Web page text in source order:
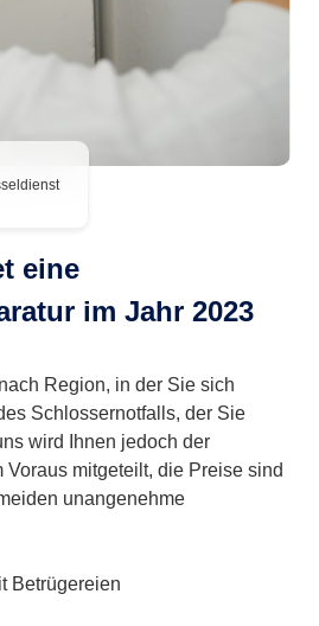
eine
im Jahr 2023
Region, in der Sie sich
Schlossernotfalls, der Sie
wird Ihnen jedoch der
Voraus mitgeteilt, die Preise sind
unangenehme
Betrügereien